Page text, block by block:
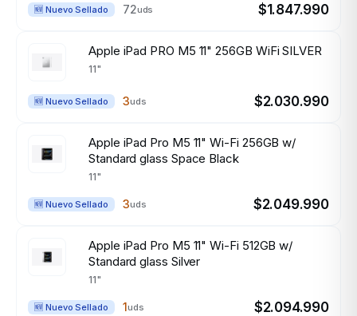
🆕 Nuevo Sellado 72uds $1.847.990
Apple iPad PRO M5 11" 256GB WiFi SILVER
11"
🆕 Nuevo Sellado 3uds $2.030.990
Apple iPad Pro M5 11" Wi-Fi 256GB w/
Standard glass Space Black
11"
🆕 Nuevo Sellado 3uds $2.049.990
Apple iPad Pro M5 11" Wi-Fi 512GB w/
Standard glass Silver
11"
🆕 Nuevo Sellado 1uds $2.094.990